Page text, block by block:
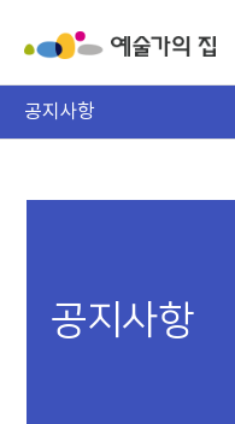
공지사항
공지사항